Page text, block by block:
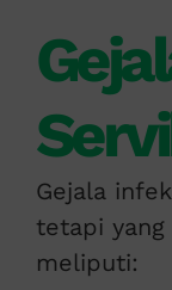
Gejala
tetapi
meliputi: